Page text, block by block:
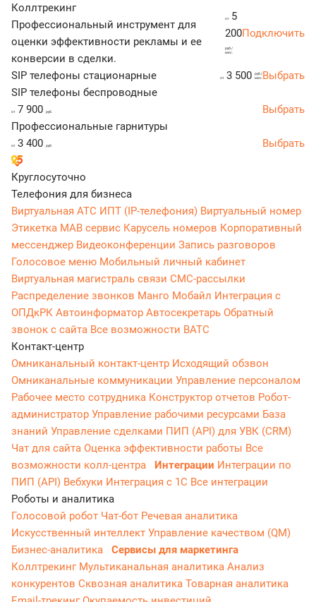
Коллтрекинг
Профессиональный инструмент для
оценки эффективности рекламы и ее
конверсии в сделки.
от5
200
руб./
мес.
Подключить
SIP телефоны стационарные от3 500
руб./
мес. Выбрать
SIP телефоны беспроводные
от7 900 руб.
Выбрать
Профессиональные гарнитуры
от3 400 руб. Выбрать
Круглосуточно
Телефония для бизнеса
Виртуальная АТС ИПТ (IP-телефония) Виртуальный номер
Этикетка МАВ сервис Карусель номеров Корпоративный
мессенджер Видеоконференции Запись разговоров
Голосовое меню Мобильный личный кабинет
Виртуальная магистраль связи СМС-рассылки
Распределение звонков Манго Мобайл Интеграция с
ОПДкРК Автоинформатор Автосекретарь Обратный
звонок с сайта Все возможности ВАТС
Контакт-центр
Омниканальный контакт-центр Исходящий обзвон
Омниканальные коммуникации Управление персоналом
Рабочее место сотрудника Конструктор отчетов Робот-
администратор Управление рабочими ресурсами База
знаний Управление сделками ПИП (API) для УВК (CRM)
Чат для сайта Оценка эффективности работы Все
возможности колл-центра
Интеграции Интеграции по
ПИП (API) Вебхуки Интеграция с 1С Все интеграции
Роботы и аналитика
Голосовой робот Чат-бот Речевая аналитика
Искусственный интеллект Управление качеством (QM)
Бизнес-аналитика
Сервисы для маркетинга
Коллтрекинг Мультиканальная аналитика Анализ
конкурентов Сквозная аналитика Товарная аналитика